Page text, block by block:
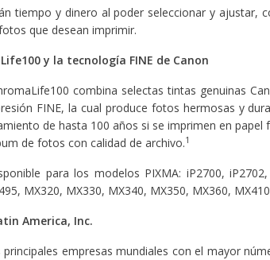
tiempo y dinero al poder seleccionar y ajustar,
que desean imprimir.
y la tecnología FINE de Canon
combina selectas tintas genuinas
FINE, la cual produce fotos hermosas y
de hasta 100 años si se imprimen en papel
de fotos con calidad de archivo.1
para los modelos PIXMA: iP2700,
MX320, MX330, MX340, MX350, MX360,
America, Inc.
principales empresas mundiales con el mayor